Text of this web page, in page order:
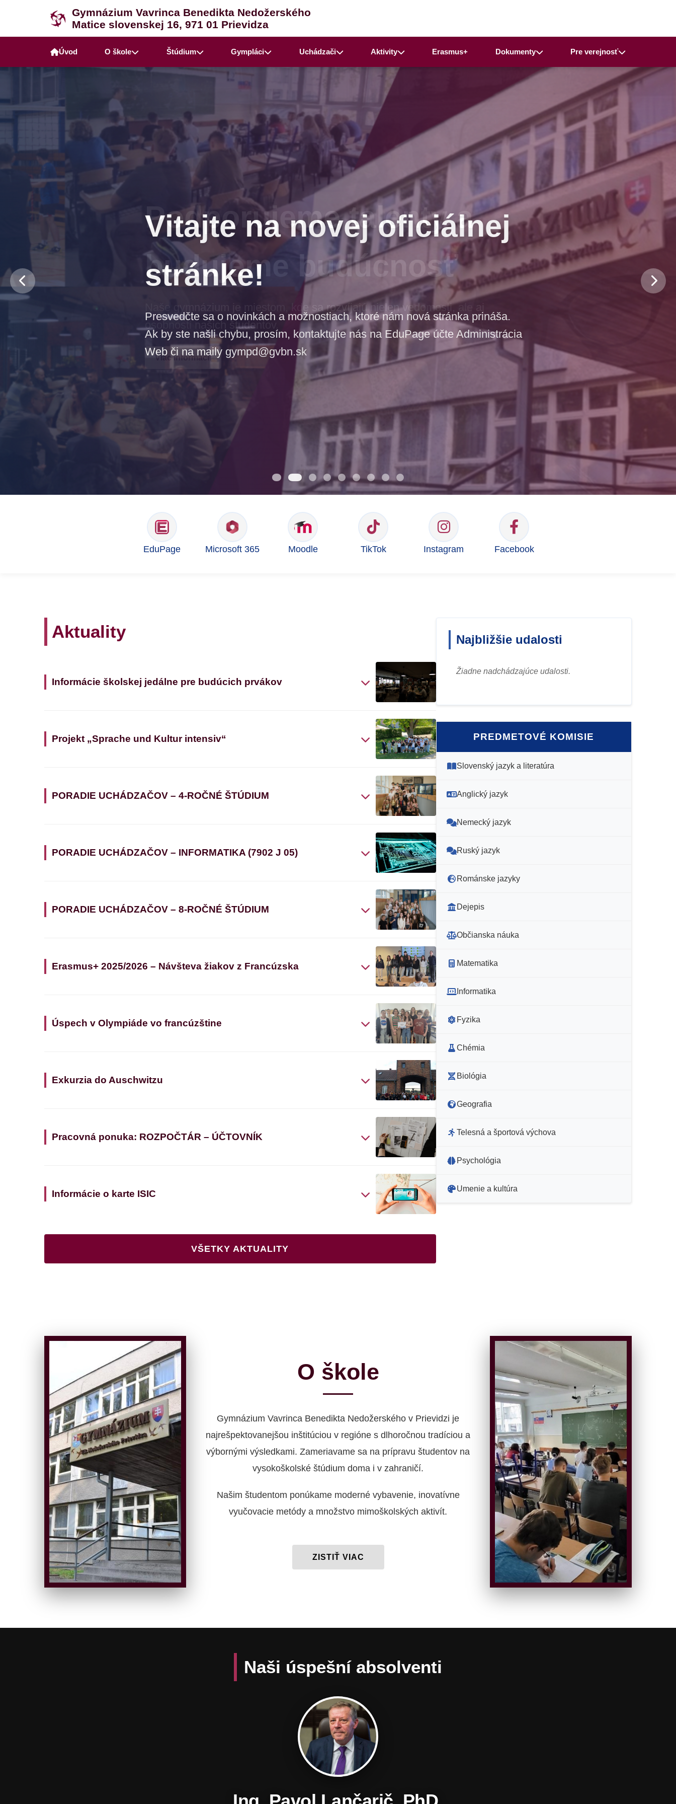
Gymnázium Vavrinca Benedikta Nedožerského
Matice slovenskej 16, 971 01 Prievidza
Úvod O škole Štúdium Gympláci Uchádzači Aktivity Erasmus+ Dokumenty Pre verejnosť
Podporujeme talenty a
budujeme budúcnosť
Naše gymnázium je miestom, kde sa rozvíjajú nielen vedomosti, ale aj
osobnosti našich študentov.
Viac informácií
EduPage Microsoft 365 Moodle TikTok Instagram Facebook
Aktuality
Informácie školskej jedálne pre budúcich prvákov
Projekt „Sprache und Kultur intensiv“
PORADIE UCHÁDZAČOV – 4-ROČNÉ ŠTÚDIUM
PORADIE UCHÁDZAČOV – INFORMATIKA (7902 J 05)
PORADIE UCHÁDZAČOV – 8-ROČNÉ ŠTÚDIUM
Erasmus+ 2025/2026 – Návšteva žiakov z Francúzska
Úspech v Olympiáde vo francúzštine
Exkurzia do Auschwitzu
Pracovná ponuka: ROZPOČTÁR – ÚČTOVNÍK
Informácie o karte ISIC
VŠETKY AKTUALITY
Najbližšie udalosti
Žiadne nadchádzajúce udalosti.
PREDMETOVÉ KOMISIE
Slovenský jazyk a literatúra
Anglický jazyk
Nemecký jazyk
Ruský jazyk
Románske jazyky
Dejepis
Občianska náuka
Matematika
Informatika
Fyzika
Chémia
Biológia
Geografia
Telesná a športová výchova
Psychológia
Umenie a kultúra
O škole
Gymnázium Vavrinca Benedikta Nedožerského v Prievidzi je
najrešpektovanejšou inštitúciou v regióne s dlhoročnou tradíciou a
výbornými výsledkami. Zameriavame sa na prípravu študentov na
vysokoškolské štúdium doma i v zahraničí.
Našim študentom ponúkame moderné vybavenie, inovatívne
vyučovacie metódy a množstvo mimoškolských aktivít.
ZISTIŤ VIAC
Naši úspešní absolventi